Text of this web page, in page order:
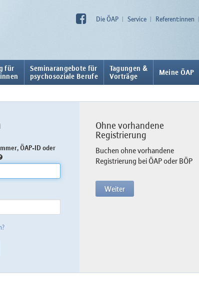
Die ÖAP Service Referent:innen
für
Seminarangebote für
psychosoziale Berufe
Tagungen &
Vorträge
Meine ÖAP
ÖAP-ID oder
Ohne vorhandene
Registrierung
Buchen ohne vorhandene
Registrierung bei ÖAP oder BÖP
Weiter